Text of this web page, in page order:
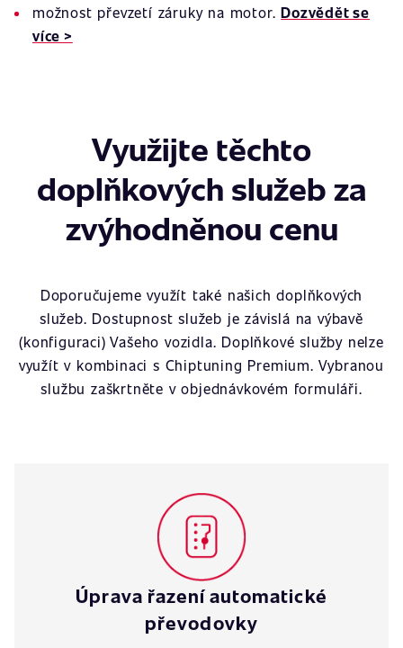
možnost převzetí záruky na motor.Dozvědět se
více >
Využijte těchto
doplňkových služeb za
zvýhodněnou cenu
Doporučujeme využít také našich doplňkových
služeb. Dostupnost služeb je závislá na výbavě
(konfiguraci) Vašeho vozidla. Doplňkové služby nelze
využít v kombinaci s Chiptuning Premium. Vybranou
službu zaškrtněte v objednávkovém formuláři.
Úprava řazení automatické
převodovky